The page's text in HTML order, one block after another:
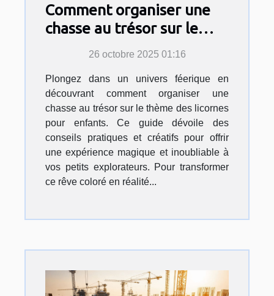
Comment organiser une
chasse au trésor sur le
thème des licornes pour
26 octobre 2025 01:16
Plongez dans un univers féerique en
découvrant comment organiser une
chasse au trésor sur le thème des licornes
pour enfants. Ce guide dévoile des
conseils pratiques et créatifs pour offrir
une expérience magique et inoubliable à
vos petits explorateurs. Pour transformer
ce rêve coloré en réalité...